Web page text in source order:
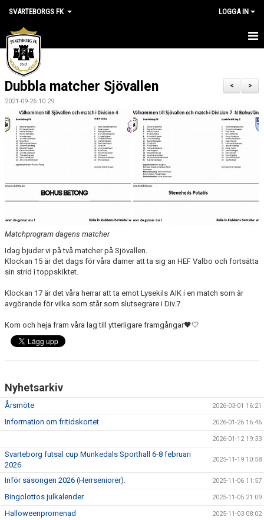
SVARTEBORGS FK LOGGA IN
HEM
NYHETER
OM KLUBBEN
KALENDER
VÅRA LAG
KLUBBSHOP
VÅRA MATCHER
KONSTGRÄS
SPONSORHUSET
>
<
Dubbla matcher Sjövallen
2021-09-26 10:29
Matchprogram dagens matcher
Idag bjuder vi på två matcher på Sjövallen.
Klockan 15 är det dags för våra damer att ta sig an HEF Valbo och fortsätta
sin strid i toppskiktet.
Klockan 17 är det våra herrar att ta emot Lysekils AIK i en match som är
avgörande för vilka som står som slutsegrare i Div.7.
Kom och heja fram våra lag till ytterligare framgångar🖤🤍
Nyhetsarkiv
Årsmöte 2026-03-01 16:21
Information om fritidskortet 2026-01-26 16:46
2026-01-12 19:33
Svarteborg futsal cup Munkedals Sporthall 6-8 februari
2026
2025-11-19 10:58
Inför säsongen 2026 (Herrseniorer). 2025-11-06 11:57
Bingolottos julkalender 2025-11-05 21:09
Halloweenpromenad 2025-11-03 08:02